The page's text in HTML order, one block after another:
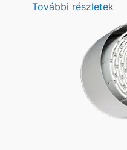
További részletek